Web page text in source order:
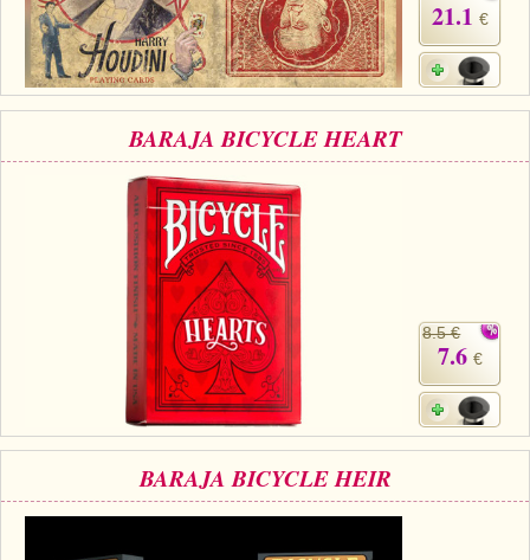
21.1 €
BARAJA BICYCLE HEART
8.5 €
7.6 €
BARAJA BICYCLE HEIR